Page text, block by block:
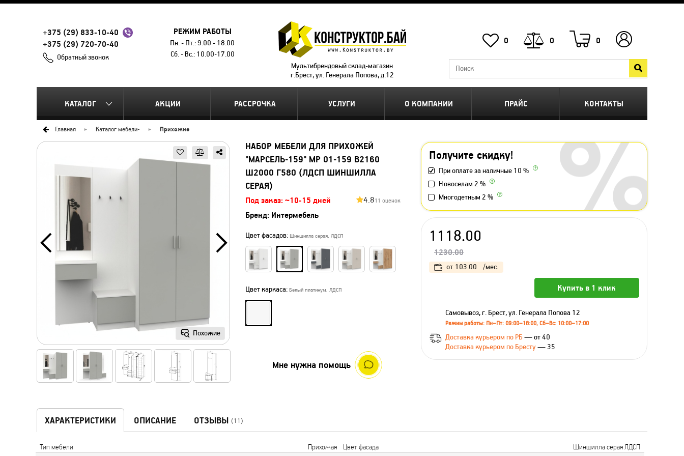
+375 (29) 833-10-40
+375 (29) 720-70-40
Обратный звонок
РЕЖИМ РАБОТЫ
Пн. - Пт.: 9.00 - 18.00
Сб. - Вс.: 10.00-17.00
Мультибрендовый склад-магазин
г.Брест, ул. Генерала Попова, д.12
0 0 0
КАТАЛОГ АКЦИИ РАССРОЧКА УСЛУГИ О КОМПАНИИ ПРАЙС КОНТАКТЫ
Главная Каталог мебели- Прихожие
Похожие
НАБОР МЕБЕЛИ ДЛЯ ПРИХОЖЕЙ
"МАРСЕЛЬ-159" МР 01-159 В2160
Ш2000 Г580 (ЛДСП ШИНШИЛЛА
СЕРАЯ)
Под заказ: ~10-15 дней 4.811 оценок
Бренд: Интермебель
Цвет фасадов: Шиншилла серая, ЛДСП
Цвет каркаса: Белый платинум, ЛДСП
Получите скидку!
При оплате за наличные 10 %
Новоселам 2 %
Многодетным 2 %
Мне нужна помощь
1118.00
1230.00
от 103.00 /мес.
Купить в 1 клик
Самовывоз, г. Брест, ул. Генерала Попова 12
Режим работы: Пн–Пт: 09:00–18:00, Сб–Вс: 10:00–17:00
Доставка курьером по РБ — от 40
Доставка курьером по Бресту— 35
ХАРАКТЕРИСТИКИ ОПИСАНИЕ ОТЗЫВЫ (11)
Тип мебели Прихожая Цвет фасада
Шиншилла серая ЛДСП